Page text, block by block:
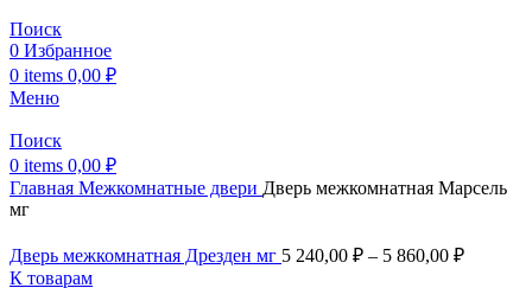
Поиск
0 Избранное
0 items 0,00 ₽
Меню
Поиск
0 items 0,00 ₽
Главная Межкомнатные двери Дверь межкомнатная Марсель
мг
Дверь межкомнатная Дрезден мг 5 240,00 ₽ – 5 860,00 ₽
К товарам